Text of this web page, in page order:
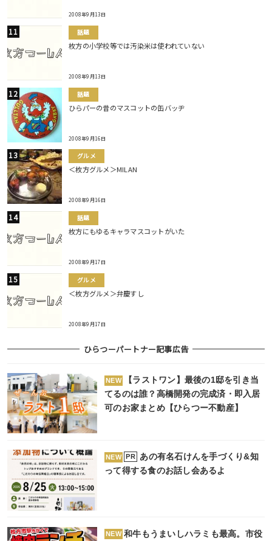
2008年9月13日
話題
枚方の小学校等では汚染米は使われていない
2008年9月13日
話題
ひらパーの昔のマスコットの缶バッヂ
2008年9月16日
グルメ
＜枚方グルメ＞MILAN
2008年9月16日
話題
枚方にもゆるキャラマスコットがいた
2008年9月17日
グルメ
＜枚方グルメ＞弁慶すし
2008年9月17日
ひらつーパートナー記事広告
NEW
【ラストワン】最後の1邸を引き当
てるのは誰？高橋開発の完成済・即入居
可のお家まとめ【ひらつー不動産】
NEW PR
あの有名石けんを手づくり&知
って得する食のお話し会あるよ
NEW 和牛もうまいしハラミも最高。市役